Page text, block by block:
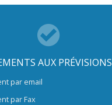
AUX PRÉVISIONS
par email
par Fax